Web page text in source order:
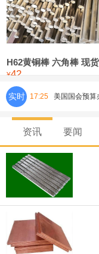
铸造铝合金锭(ZLD104)
压铸锌合金锭
氯化镍
H62黄铜棒 六角棒 现
¥42
实时 17:25 美国国会预算
的海军全新
亿美元。其
高50%。
芝加哥期权
INC）：
资讯 要闻